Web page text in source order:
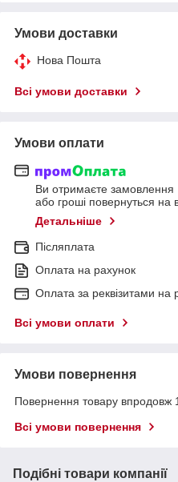
Умови доставки
Нова Пошта
Всі умови доставки
Умови оплати
Ви отримаєте замовлення
або гроші повернуться на
Детальніше
Післяплата
Оплата на рахунок
Оплата за реквізитами на
Всі умови оплати
Умови повернення
Повернення товару впродовж
Всі умови повернення
Подібні товари компанії